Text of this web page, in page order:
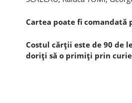
Cartea poate fi comandată
Costul cărţii este de 90 de
doriţi să o primiţi prin